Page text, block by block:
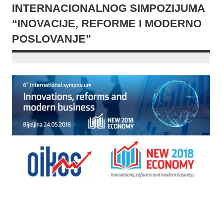
INTERNACIONALNOG SIMPOZIJUMA
“INOVACIJE, REFORME I MODERNO
POSLOVANJE”